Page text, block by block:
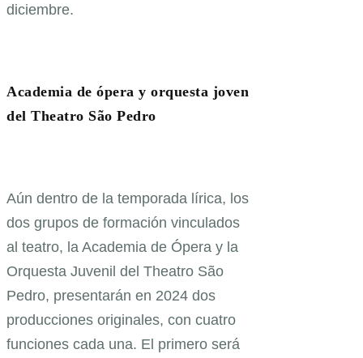
diciembre.
Academia de ópera y orquesta joven
del Theatro São Pedro
Aún dentro de la temporada lírica, los
dos grupos de formación vinculados
al teatro, la Academia de Ópera y la
Orquesta Juvenil del Theatro São
Pedro, presentarán en 2024 dos
producciones originales, con cuatro
funciones cada una. El primero será